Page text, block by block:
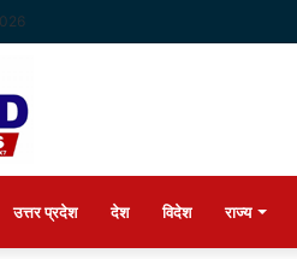
उत्तर प्रदेश देश विदेश राज्य